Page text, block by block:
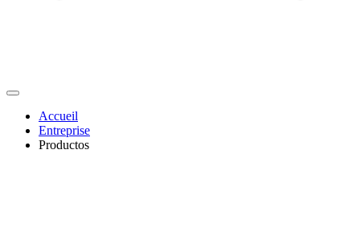
Accueil
Entreprise
Productos